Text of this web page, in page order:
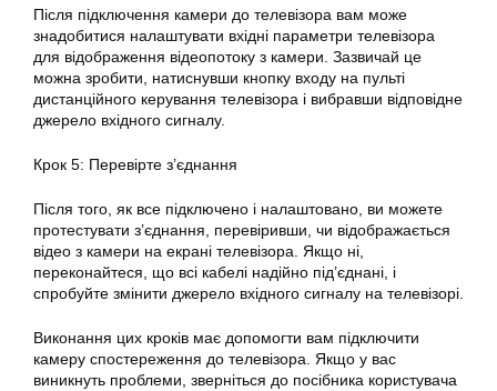
Після підключення камери до телевізора вам може
знадобитися налаштувати вхідні параметри телевізора
для відображення відеопотоку з камери. Зазвичай це
можна зробити, натиснувши кнопку входу на пульті
дистанційного керування телевізора і вибравши відповідне
джерело вхідного сигналу.
Крок 5: Перевірте з’єднання
Після того, як все підключено і налаштовано, ви можете
протестувати з’єднання, перевіривши, чи відображається
відео з камери на екрані телевізора. Якщо ні,
переконайтеся, що всі кабелі надійно під’єднані, і
спробуйте змінити джерело вхідного сигналу на телевізорі.
Виконання цих кроків має допомогти вам підключити
камеру спостереження до телевізора. Якщо у вас
виникнуть проблеми, зверніться до посібника користувача